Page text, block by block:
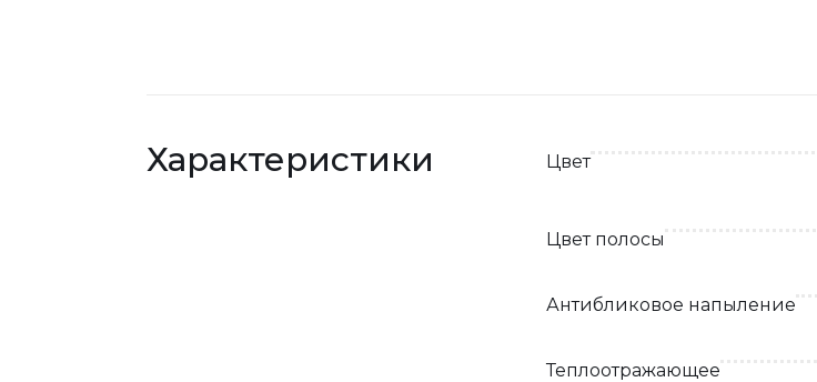
Характеристики Цвет
Цвет полосы
Антибликовое напыление
Теплоотражающее